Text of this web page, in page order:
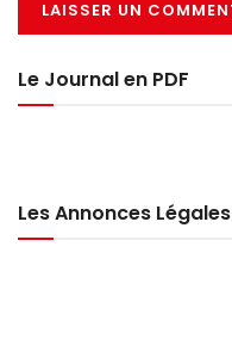
Le Journal en PDF
Les Annonces Légales